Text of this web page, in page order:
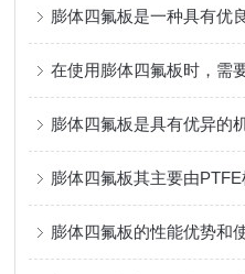
膨体四氟板是一种具有优
在使用膨体四氟板时，需
膨体四氟板是具有优异的
膨体四氟板其主要由
膨体四氟板的性能优势和